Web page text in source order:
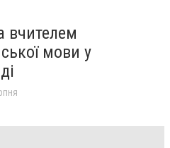
вчителем
мови у